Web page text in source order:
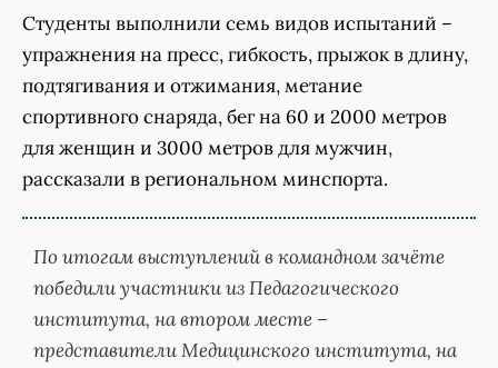
Студенты выполнили семь видов испытаний –
упражнения на пресс, гибкость, прыжок в длину,
подтягивания и отжимания, метание
спортивного снаряда, бег на 60 и 2000 метров
для женщин и 3000 метров для мужчин,
рассказали в региональном минспорта.
По итогам выступлений в командном зачёте
победили участники из Педагогического
института, на втором месте –
представители Медицинского института, на